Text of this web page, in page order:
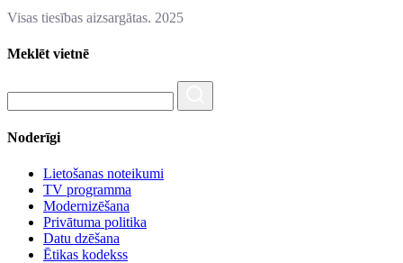
Visas tiesības aizsargātas. 2025
Meklēt vietnē
Noderīgi
Lietošanas noteikumi
TV programma
Modernizēšana
Privātuma politika
Datu dzēšana
Ētikas kodekss